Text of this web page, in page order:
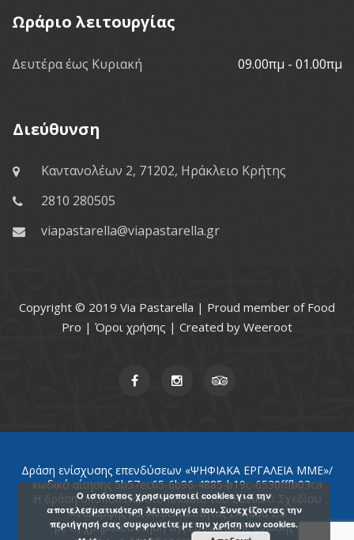
Ωράριο λειτουργίας
Δευτέρα έως Κυριακή 09.00πμ - 01.00πμ
Διεύθυνση
Καντανολέων 2, 71202, Ηράκλειο Κρήτης
2810 280505
viapastarella@viapastarella.gr
Copyright © 2019 Via Pastarella | Proud member of Food
Pro | Όροι χρήσης | Created by Weeroot
Δράση ενίσχυσης επενδύσεων «ΨΗΦΙΑΚΑ ΕΡΓΑΛΕΙΑ ΜΜΕ»/
κωδικό αίτησης 5b57ec65-6b96-4885-b19c-6530fffb03ca
Η δράση υλοποιείται στο πλαίσιο του Εθνικού Σχεδίου
Ανάκαμψης και Ανθεκτικότητας Ελλάδα 2.0
με τη χρηματοδότηση της Ευρωπαϊκής Ένωσης -
Ο ιστότοπος χρησιμοποιεί cookies για την
αποτελεσματικότερη λειτουργία του. Συνεχίζοντας την
περιήγησή σας συμφωνείτε με την χρήση των cookies.